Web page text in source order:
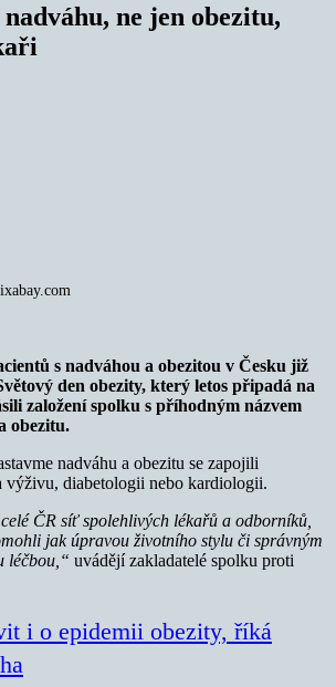
ne jen obezitu,
s nadváhou a obezitou v Česku již
den obezity, který letos připadá na
založení spolku s příhodným názvem
obezitu.
nadváhu a obezitu se zapojili
výživu, diabetologii nebo kardiologii.
ČR síť spolehlivých lékařů a odborníků,
jak úpravou životního stylu či správným
léčbou,“ uvádějí zakladatelé spolku proti
i o epidemii obezity, říká